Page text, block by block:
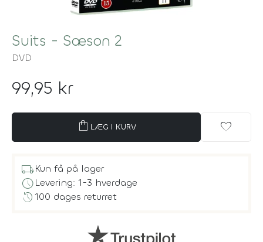
Suits - Sæson 2
DVD
99,95 kr
shopping_bag LÆG I KURV favorite
local_shippingKun få på lager
scheduleLevering: 1-3 hverdage
history100 dages returret